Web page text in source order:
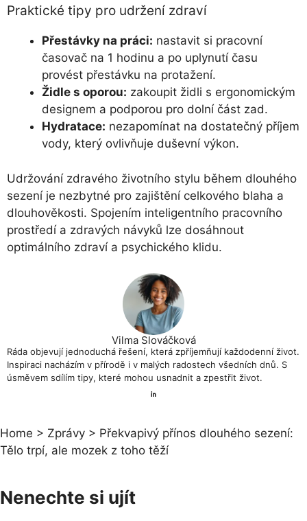
Praktické tipy pro udržení zdraví
Přestávky na práci: nastavit si pracovní
časovač na 1 hodinu a po uplynutí času
provést přestávku na protažení.
Židle s oporou: zakoupit židli s ergonomickým
designem a podporou pro dolní část zad.
Hydratace: nezapomínat na dostatečný příjem
vody, který ovlivňuje duševní výkon.
Udržování zdravého životního stylu během dlouhého
sezení je nezbytné pro zajištění celkového blaha a
dlouhověkosti. Spojením inteligentního pracovního
prostředí a zdravých návyků lze dosáhnout
optimálního zdraví a psychického klidu.
Vilma Slováčková
Ráda objevují jednoduchá řešení, která zpříjemňují každodenní život.
Inspiraci nacházím v přírodě i v malých radostech všedních dnů. S
úsměvem sdílím tipy, které mohou usnadnit a zpestřit život.
Home > Zprávy > Překvapivý přínos dlouhého sezení:
Tělo trpí, ale mozek z toho těží
Nenechte si ujít